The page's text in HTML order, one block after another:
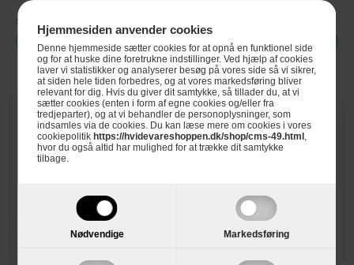
Hjemmesiden anvender cookies
Denne hjemmeside sætter cookies for at opnå en funktionel side
og for at huske dine foretrukne indstillinger. Ved hjælp af cookies
laver vi statistikker og analyserer besøg på vores side så vi sikrer,
at siden hele tiden forbedres, og at vores markedsføring bliver
relevant for dig. Hvis du giver dit samtykke, så tillader du, at vi
sætter cookies (enten i form af egne cookies og/eller fra
tredjeparter), og at vi behandler de personoplysninger, som
indsamles via de cookies. Du kan læse mere om cookies i vores
cookiepolitik https://hvidevareshoppen.dk/shop/cms-49.html ,
hvor du også altid har mulighed for at trække dit samtykke
tilbage.
Nødvendige Markedsføring
Se produktdatablad
Vælg Vælg